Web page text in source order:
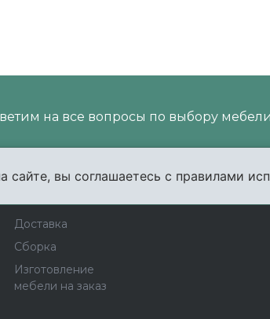
на все вопросы по выбору
Доставка
Сборка
Изготовление
мебели на заказ
вы соглашаетесь с правилами